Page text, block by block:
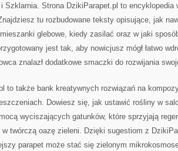
i Szklarnia. Strona DzikiParapet.pl to encyklopedia
tu rozbudowane teksty opisujące, jak
glebowe, kiedy zasilać oraz w jaki
jest tak, aby nowicjusz mógł łatwo
znalazł dodatkowe smaczki do rozwijania
to także bank kreatywnych rozwiązań na
Dowiesz się, jak ustawić rośliny w
wyciszających gatunków, które sprzyjają
w twórczą oazę zieleni. Dzięki sugestiom z
parapet może stać się zielonym